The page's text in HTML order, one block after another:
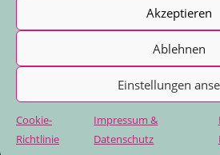
Akzeptieren
Ablehnen
Einstellungen
Cookie-
Richtlinie
Impressum &
Datenschutz
Cookie-
Copyright